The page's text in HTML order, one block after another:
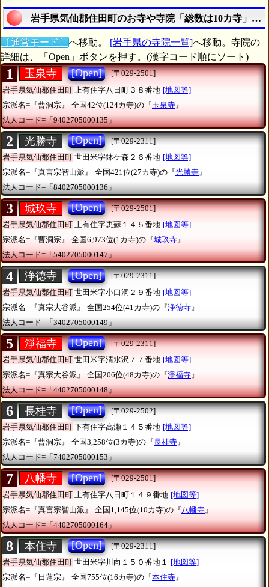
岩手県気仙郡住田町のお寺や寺院「総数は10カ寺」の
〔通常モード〕 へ移動。 [岩手県の寺院一覧]へ移動。寺院の
詳細は、「Open」ボタンを押す。(漢字コード順にソート)
1 玉泉寺 [Open]
[〒029-2501]
岩手県気仙郡住田町 上有住字八日町３８番地 [地図等]
宗派名=『曹洞宗』
全国42位(124カ寺)の『玉泉寺 』
法人コード=「9402705000135」
2 光勝寺 [Open]
[〒029-2311]
岩手県気仙郡住田町 世田米字鉢ケ森２６番地 [地図等]
宗派名=『真言宗智山派』
全国421位(27カ寺)の『光勝寺』
法人コード=「8402705000136」
3 城玖寺 [Open]
[〒029-2501]
岩手県気仙郡住田町 上有住字恵蘇１４５番地 [地図等]
宗派名=『曹洞宗』
全国6,973位(1カ寺)の『城玖寺』
法人コード=「5402705000147」
4 浄徳寺 [Open]
[〒029-2311]
岩手県気仙郡住田町 世田米字小口洞２９番地 [地図等]
宗派名=『真宗大谷派』
全国254位(41カ寺)の『浄徳寺 』
法人コード=「3402705000149」
5 淨福寺 [Open]
[〒029-2311]
岩手県気仙郡住田町 世田米字清水沢７７番地 [地図等]
宗派名=『真宗大谷派』
全国206位(48カ寺)の『淨福寺』
法人コード=「4402705000148」
6 長桂寺 [Open]
[〒029-2502]
岩手県気仙郡住田町 下有住字高瀬１４５番地 [地図等]
宗派名=『曹洞宗』
全国3,258位(3カ寺)の『長桂寺』
法人コード=「7402705000153」
7 八幡寺 [Open]
[〒029-2501]
岩手県気仙郡住田町 上有住字八日町１４９番地 [地図等]
宗派名=『真言宗智山派』
全国1,145位(10カ寺)の『 八幡寺 』
法人コード=「4402705000164」
8 本住寺 [Open]
[〒029-2311]
岩手県気仙郡住田町 世田米字川向１５０番地１ [地図等]
宗派名=『日蓮宗』
全国755位(16カ寺)の『本住寺』